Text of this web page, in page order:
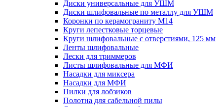
Диски универсальные для УШМ
Диски шлифовальные по металлу для УШМ
Коронки по керамограниту M14
Круги лепестковые торцевые
Круги шлифовальные с отверстиями, 125 мм
Ленты шлифовальные
Лески для триммеров
Листы шлифовальные для МФИ
Насадки для миксера
Насадки для МФИ
Пилки для лобзиков
Полотна для сабельной пилы